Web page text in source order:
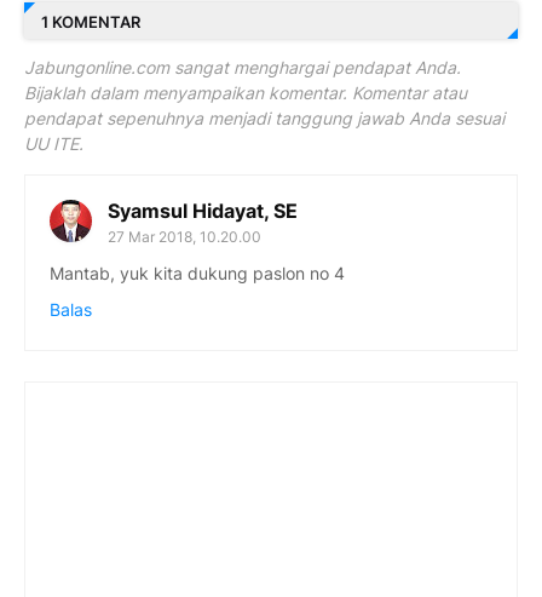
1 KOMENTAR
Jabungonline.com sangat menghargai pendapat Anda.
Bijaklah dalam menyampaikan komentar. Komentar atau
pendapat sepenuhnya menjadi tanggung jawab Anda sesuai
UU ITE.
Syamsul Hidayat, SE
27 Mar 2018, 10.20.00
Mantab, yuk kita dukung paslon no 4
Balas